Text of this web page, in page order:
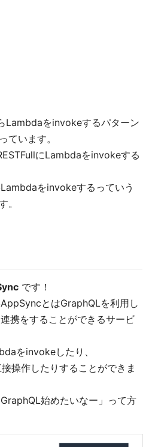
Lambdaをinvokeするパターン
ています。
にLambdaをinvokeする
をinvokeするっていう
。
です！
とはGraphQLを利用し
携をすることができるサービ
をinvokeしたり、
操作したりすることができま
始めたいなー」って方